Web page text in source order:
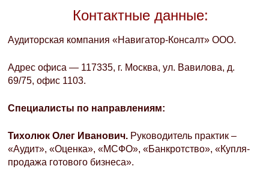
Контактные данные:
Аудиторская компания «Навигатор-Консалт» ООО.
Адрес офиса — 117335, г. Москва, ул. Вавилова, д.
69/75, офис 1103.
Специалисты по направлениям:
Тихолюк Олег Иванович. Руководитель практик –
«Аудит», «Оценка», «МСФО», «Банкротство», «Купля-
продажа готового бизнеса».